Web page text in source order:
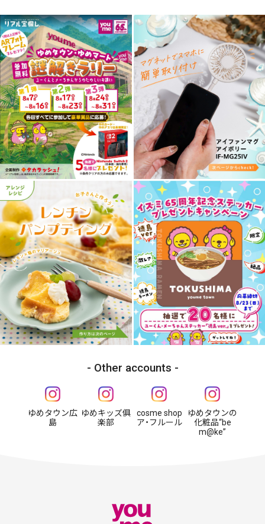
Other accounts
ゆめタウン広
島
ゆめキッズ俱
楽部
cosme shop
ア・フルール
ゆめタウンの
化粧品“be
m@ke”